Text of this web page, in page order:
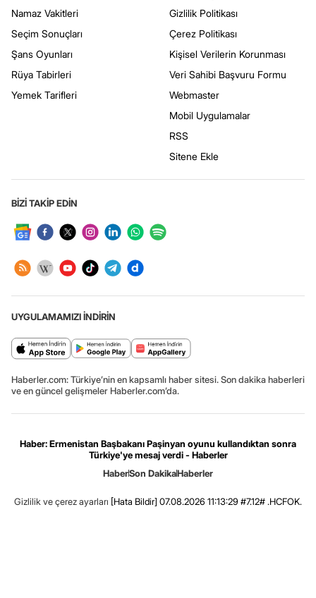
Namaz Vakitleri
Seçim Sonuçları
Şans Oyunları
Rüya Tabirleri
Yemek Tarifleri
Gizlilik Politikası
Çerez Politikası
Kişisel Verilerin Korunması
Veri Sahibi Başvuru Formu
Webmaster
Mobil Uygulamalar
RSS
Sitene Ekle
BİZİ TAKİP EDİN
UYGULAMAMIZI İNDİRİN
Haberler.com: Türkiye’nin en kapsamlı haber sitesi. Son dakika haberleri
ve en güncel gelişmeler Haberler.com’da.
Haber: Ermenistan Başbakanı Paşinyan oyunu kullandıktan sonra
Türkiye'ye mesaj verdi - Haberler
HaberSon DakikaHaberler
Gizlilik ve çerez ayarları [Hata Bildir] 07.08.2026 11:13:29 #7.12# .HCFOK.